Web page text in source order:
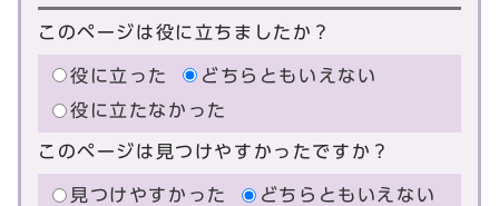
このページは役に立ちましたか？
役に立った
どちらともいえない
役に立たなかった
このページは見つけやすかったですか？
見つけやすかった
どちらともいえない